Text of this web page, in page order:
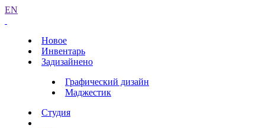
EN
Новое
Инвентарь
Задизайнено
Графический дизайн
Маджестик
Студия